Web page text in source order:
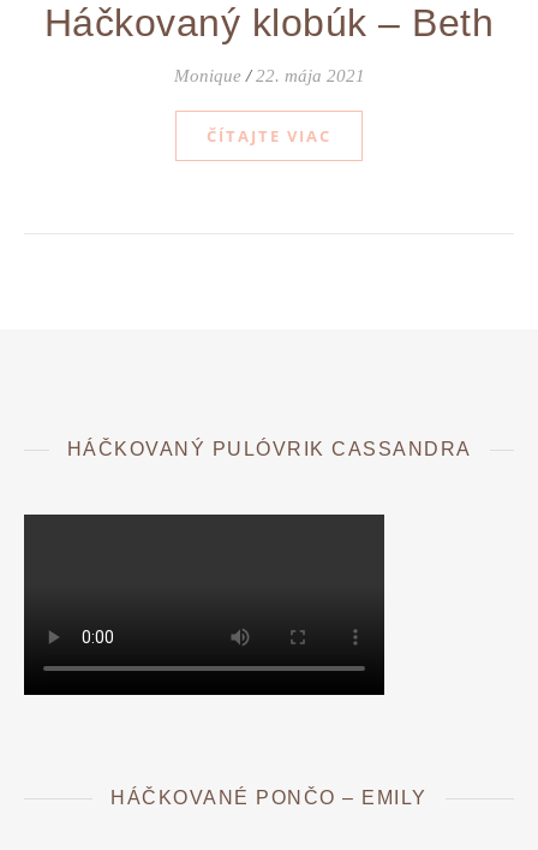
Háčkovaný klobúk – Beth
Monique / 22. mája 2021
ČÍTAJTE VIAC
HÁČKOVANÝ PULÓVRIK CASSANDRA
HÁČKOVANÉ PONČO – EMILY